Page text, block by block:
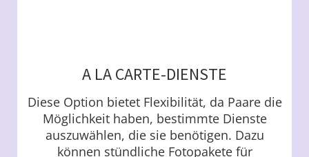
A LA CARTE-DIENSTE
Diese Option bietet Flexibilität, da Paare die
Möglichkeit haben, bestimmte Dienste
auszuwählen, die sie benötigen. Dazu
können stündliche Fotopakete für